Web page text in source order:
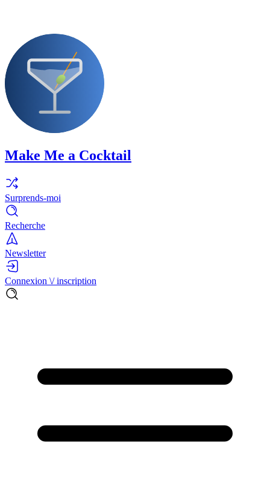
Make Me a Cocktail
Surprends-moi
Recherche
Newsletter
Connexion \/ inscription